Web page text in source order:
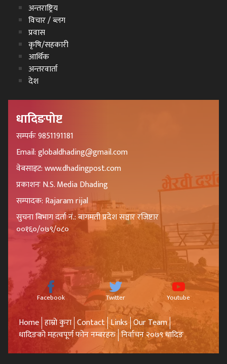
अन्तराष्ट्रिय
विचार / ब्लग
प्रवास
कृषि/सहकारी
आर्थिक
अन्तरवार्ता
देश
धादिङपोष्ट
सम्पर्कः 9851191181
Email: globaldhading@gmail.com
वेबसाइट: www.dhadingpost.com
प्रकाशनः N.S. Media Dhading
सम्पादक: Rajaram rijal
सुचना बिभाग दर्ता नं.: बागमती प्रदेश सञ्चार रजिष्टार
००१६०/०७९/०८०
Facebook Twitter Youtube
Home हाम्रो कुरा Contact Links Our Team
धादिङको महत्वपूर्ण फोन नम्बरहरु निर्वाचन २०७९ धादिङ